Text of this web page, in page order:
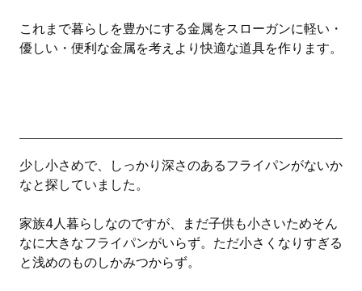
これまで暮らしを豊かにする金属をスローガンに軽い・
優しい・便利な金属を考えより快適な道具を作ります。
少し小さめで、しっかり深さのあるフライパンがないか
なと探していました。
家族4人暮らしなのですが、まだ子供も小さいためそん
なに大きなフライパンがいらず。ただ小さくなりすぎる
と浅めのものしかみつからず。